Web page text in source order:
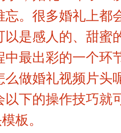
忘。很多婚礼上都
以是感人的、甜蜜
中最出彩的一个环
么做婚礼视频片头
以下的操作技巧就
板。